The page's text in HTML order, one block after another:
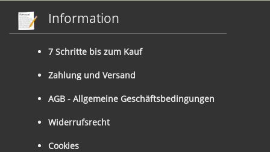
Information
7 Schritte bis zum Kauf
Zahlung und Versand
AGB - Allgemeine Geschäftsbedingungen
Widerrufsrecht
Cookies